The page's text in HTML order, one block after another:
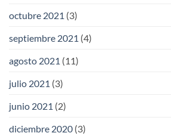
octubre 2021 (3)
septiembre 2021 (4)
agosto 2021 (11)
julio 2021 (3)
junio 2021 (2)
diciembre 2020 (3)